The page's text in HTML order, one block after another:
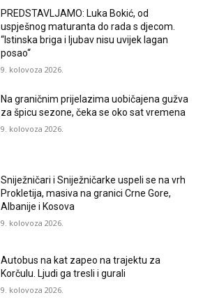
PREDSTAVLJAMO: Luka Bokić, od
uspješnog maturanta do rada s djecom.
“Istinska briga i ljubav nisu uvijek lagan
posao“
9. kolovoza 2026.
Na graničnim prijelazima uobičajena gužva
za špicu sezone, čeka se oko sat vremena
9. kolovoza 2026.
Sniježničari i Sniježničarke uspeli se na vrh
Prokletija, masiva na granici Crne Gore,
Albanije i Kosova
9. kolovoza 2026.
Autobus na kat zapeo na trajektu za
Korčulu. Ljudi ga tresli i gurali
9. kolovoza 2026.